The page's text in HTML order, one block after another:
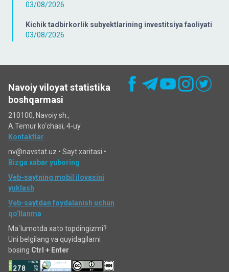
03/08/2026
Kichik tadbirkorlik subyektlarining investitsiya faoliyati
03/08/2026
Navoiy viloyat statistika
boshqarmasi
210100, Navoiy sh.,
A.Temur ko‘chаsi, 4-uy
Kontaktlar
nv@navstat.uz • Sayt xaritasi •
Bizga xabar yuboring
Veb-saytning mobil ilovasini
yuklash
Veb-saytdan foydalanish uchun
qo'llanma
Ma`lumotda xato topdingizmi?
Uni belgilang va quyidagilarni
bosing Ctrl + Enter